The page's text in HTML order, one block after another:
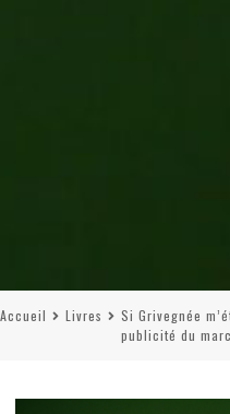
Accueil Livres
Si Grivegnée
publicité du